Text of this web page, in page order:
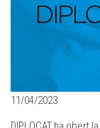
11/04/2023